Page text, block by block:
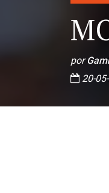
por
20-